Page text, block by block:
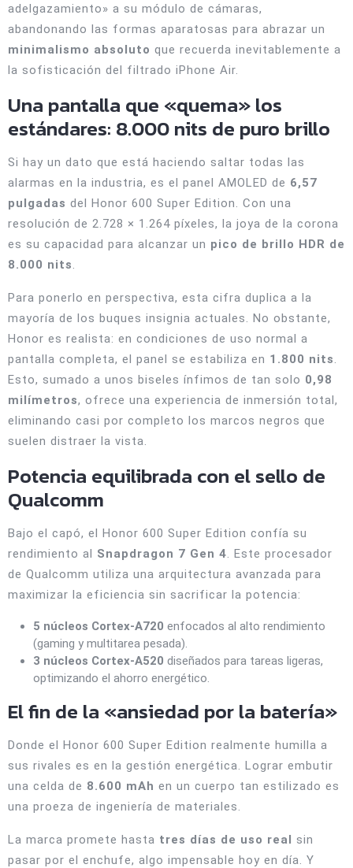
adelgazamiento» a su módulo de cámaras,
abandonando las formas aparatosas para abrazar un
minimalismo absoluto que recuerda inevitablemente a
la sofisticación del filtrado iPhone Air.
Una pantalla que «quema» los
estándares: 8.000 nits de puro brillo
Si hay un dato que está haciendo saltar todas las
alarmas en la industria, es el panel AMOLED de 6,57
pulgadas del Honor 600 Super Edition. Con una
resolución de 2.728 × 1.264 píxeles, la joya de la corona
es su capacidad para alcanzar un pico de brillo HDR de
8.000 nits.
Para ponerlo en perspectiva, esta cifra duplica a la
mayoría de los buques insignia actuales. No obstante,
Honor es realista: en condiciones de uso normal a
pantalla completa, el panel se estabiliza en 1.800 nits.
Esto, sumado a unos biseles ínfimos de tan solo 0,98
milímetros, ofrece una experiencia de inmersión total,
eliminando casi por completo los marcos negros que
suelen distraer la vista.
Potencia equilibrada con el sello de
Qualcomm
Bajo el capó, el Honor 600 Super Edition confía su
rendimiento al Snapdragon 7 Gen 4. Este procesador
de Qualcomm utiliza una arquitectura avanzada para
maximizar la eficiencia sin sacrificar la potencia:
5 núcleos Cortex-A720 enfocados al alto rendimiento
(gaming y multitarea pesada).
3 núcleos Cortex-A520 diseñados para tareas ligeras,
optimizando el ahorro energético.
El fin de la «ansiedad por la batería»
Donde el Honor 600 Super Edition realmente humilla a
sus rivales es en la gestión energética. Lograr embutir
una celda de 8.600 mAh en un cuerpo tan estilizado es
una proeza de ingeniería de materiales.
La marca promete hasta tres días de uso real
sin
pasar por el enchufe, algo impensable hoy en día. Y